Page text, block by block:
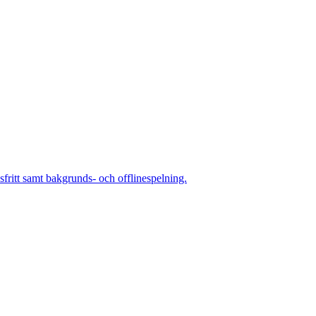
samt bakgrunds- och offlinespelning.